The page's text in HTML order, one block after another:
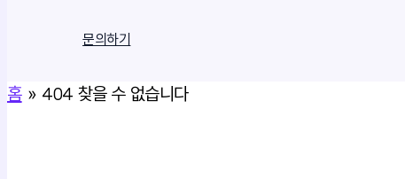
문의하기
홈 404 찾을 수 없습니다